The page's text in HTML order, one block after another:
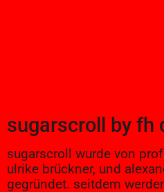
sugarscroll by fh
sugarscroll wurde von
ulrike brückner, und
gegründet. seitdem